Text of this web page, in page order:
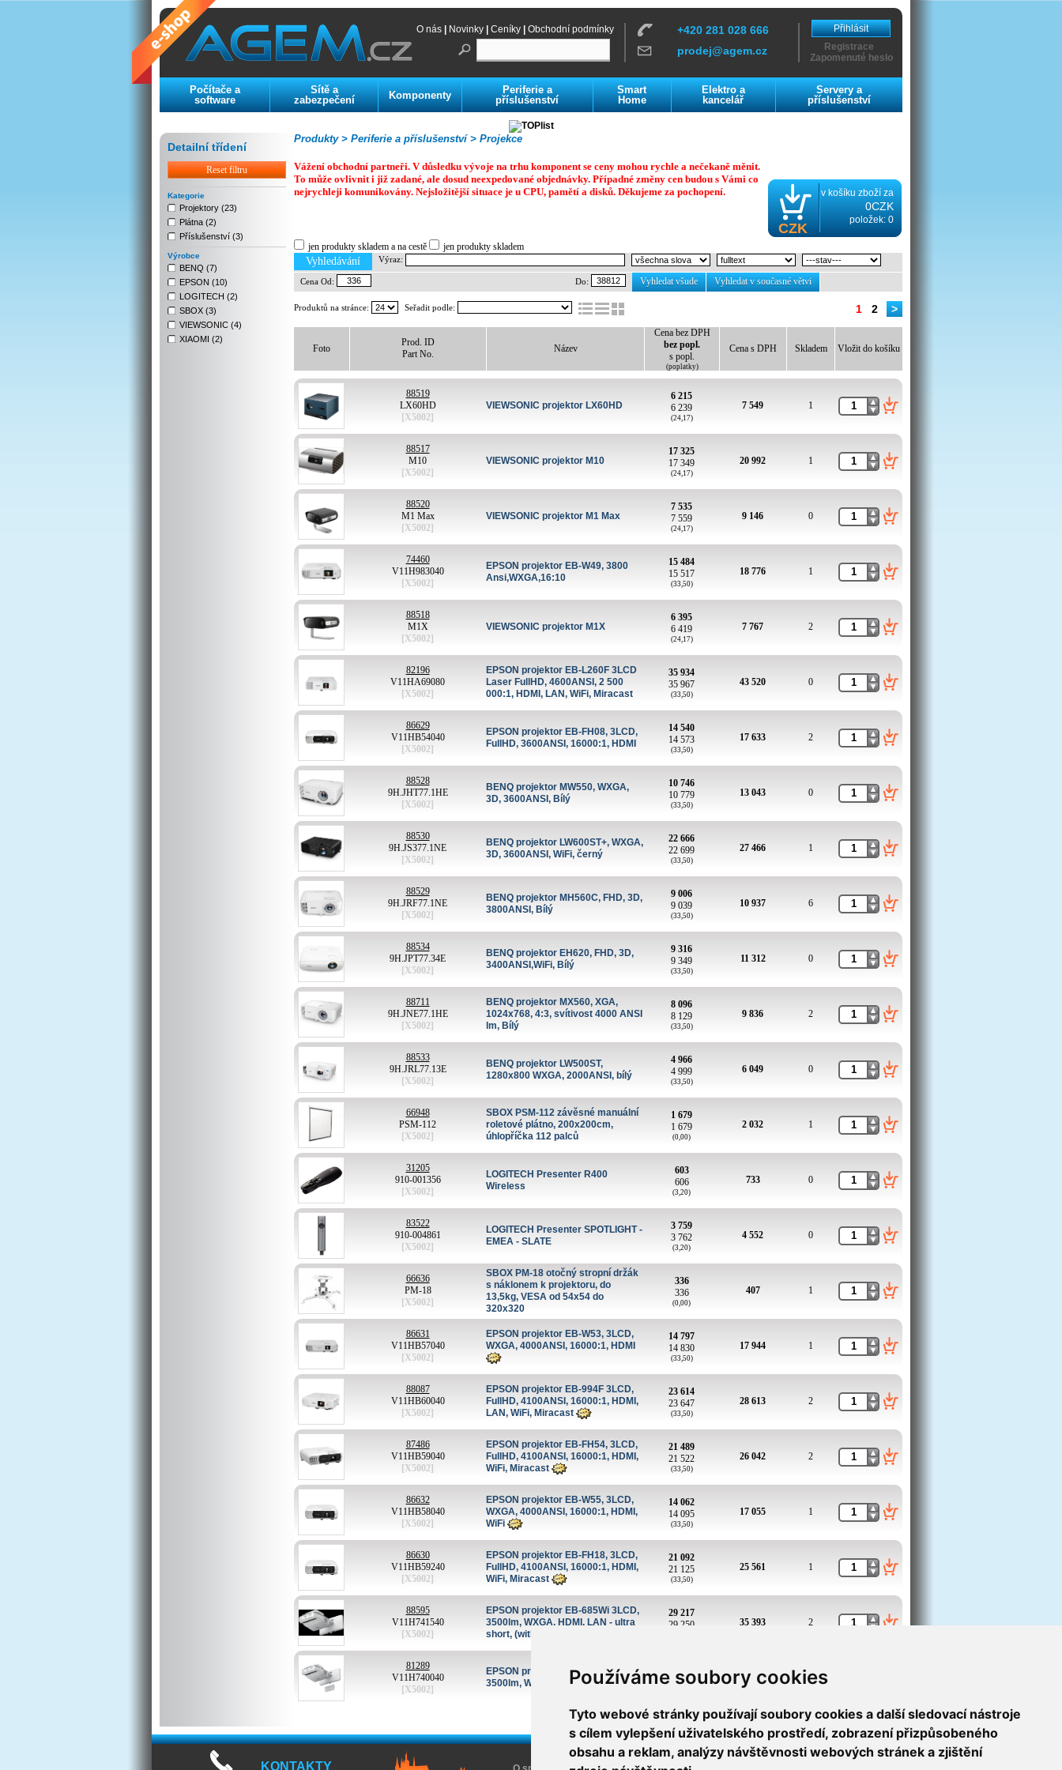
Používáme soubory cookies
Tyto webové stránky používají soubory cookies a další sledovací nástroje
s cílem vylepšení uživatelského prostředí, zobrazení přizpůsobeného
obsahu a reklam, analýzy návštěvnosti webových stránek a zjištění
O nás Novinky Ceníky Obchodní podmínky
+420 281 028 666
prodej@agem.cz
Přihlásit
Registrace
Zapomenuté heslo
Počítače a
software
Sítě a
zabezpečení
Komponenty
Periferie a
příslušenství
Smart
Home
Elektro a
kancelář
Servery a
příslušenství
Detailní třídení
Reset filtru
Kategorie
Projektory (23)
Plátna (2)
Příslušenství (3)
Výrobce
BENQ (7)
EPSON (10)
LOGITECH (2)
SBOX (3)
VIEWSONIC (4)
XIAOMI (2)
Projekce
Periferie a příslušenství >
Produkty >
Vážení obchodní partneři. V důsledku vývoje na trhu komponent se ceny mohou rychle a nečekaně měnit.
To může ovlivnit i již zadané, ale dosud neexpedované objednávky. Případné změny cen budou s Vámi co
nejrychleji komunikovány. Nejsložitější situace je u CPU, pamětí a disků. Děkujeme za pochopení.
jen produkty skladem a na cestě jen produkty skladem
CZK
v košíku zboží za
0CZK
položek: 0
Vyhledávání Výraz:
Cena Od: Do: Vyhledat v současné větvi
Vyhledat všude
Produktů na stránce: Seřadit podle: >
1 2
Foto
Prod. ID
Part No.
Název
Cena bez DPH
bez popl.
s popl.
(poplatky)
Cena s DPH Skladem Vložit do košíku
88519
LX60HD
[X5002]
VIEWSONIC projektor LX60HD
6 215
6 239
(24,17)
7 549 1
88517
M10
[X5002]
VIEWSONIC projektor M10
17 325
17 349
(24,17)
20 992 1
88520
M1 Max
[X5002]
VIEWSONIC projektor M1 Max
7 535
7 559
(24,17)
9 146 0
74460
V11H983040
[X5002]
EPSON projektor EB-W49, 3800
Ansi,WXGA,16:10
15 484
15 517
(33,50)
18 776 1
88518
M1X
[X5002]
VIEWSONIC projektor M1X
6 395
6 419
(24,17)
7 767 2
82196
V11HA69080
[X5002]
EPSON projektor EB-L260F 3LCD
Laser FullHD, 4600ANSI, 2 500
000:1, HDMI, LAN, WiFi, Miracast
35 934
35 967
(33,50)
43 520 0
86629
V11HB54040
[X5002]
EPSON projektor EB-FH08, 3LCD,
FullHD, 3600ANSI, 16000:1, HDMI
14 540
14 573
(33,50)
17 633 2
88528
9H.JHT77.1HE
[X5002]
BENQ projektor MW550, WXGA,
3D, 3600ANSI, Bílý
10 746
10 779
(33,50)
13 043 0
88530
9H.JS377.1NE
[X5002]
BENQ projektor LW600ST+, WXGA,
3D, 3600ANSI, WiFi, černý
22 666
22 699
(33,50)
27 466 1
88529
9H.JRF77.1NE
[X5002]
BENQ projektor MH560C, FHD, 3D,
3800ANSI, Bílý
9 006
9 039
(33,50)
10 937 6
88534
9H.JPT77.34E
[X5002]
BENQ projektor EH620, FHD, 3D,
3400ANSI,WiFi, Bílý
9 316
9 349
(33,50)
11 312 0
88711
9H.JNE77.1HE
[X5002]
BENQ projektor MX560, XGA,
1024x768, 4:3, svítivost 4000 ANSI
lm, Bílý
8 096
8 129
(33,50)
9 836 2
88533
9H.JRL77.13E
[X5002]
BENQ projektor LW500ST,
1280x800 WXGA, 2000ANSI, bílý
4 966
4 999
(33,50)
6 049 0
66948
PSM-112
[X5002]
SBOX PSM-112 závěsné manuální
roletové plátno, 200x200cm,
úhlopříčka 112 palců
1 679
1 679
(0,00)
2 032 1
31205
910-001356
[X5002]
LOGITECH Presenter R400
Wireless
603
606
(3,20)
733 0
83522
910-004861
[X5002]
LOGITECH Presenter SPOTLIGHT -
EMEA - SLATE
3 759
3 762
(3,20)
4 552 0
66636
PM-18
[X5002]
SBOX PM-18 otočný stropní držák
s náklonem k projektoru, do
13,5kg, VESA od 54x54 do
320x320
336
336
(0,00)
407 1
86631
V11HB57040
[X5002]
EPSON projektor EB-W53, 3LCD,
WXGA, 4000ANSI, 16000:1, HDMI
14 797
14 830
(33,50)
17 944 1
88087
V11HB60040
[X5002]
EPSON projektor EB-994F 3LCD,
FullHD, 4100ANSI, 16000:1, HDMI,
LAN, WiFi, Miracast
23 614
23 647
(33,50)
28 613 2
87486
V11HB59040
[X5002]
EPSON projektor EB-FH54, 3LCD,
FullHD, 4100ANSI, 16000:1, HDMI,
WiFi, Miracast
21 489
21 522
(33,50)
26 042 2
86632
V11HB58040
[X5002]
EPSON projektor EB-W55, 3LCD,
WXGA, 4000ANSI, 16000:1, HDMI,
WiFi
14 062
14 095
(33,50)
17 055 1
86630
V11HB59240
[X5002]
EPSON projektor EB-FH18, 3LCD,
FullHD, 4100ANSI, 16000:1, HDMI,
WiFi, Miracast
21 092
21 125
(33,50)
25 561 1
88595
V11H741540
[X5002]
EPSON projektor EB-685Wi 3LCD,
3500lm, WXGA, HDMI, LAN - ultra
short, (without mount)
29 217
29 250
35 393 2
81289
V11H740040
[X5002]
EPSON projektor EB-695Wi 3LCD,
3500lm, WXGA,HDMI, LAN
38 812
46 963 0
>
1 2
KONTAKTY